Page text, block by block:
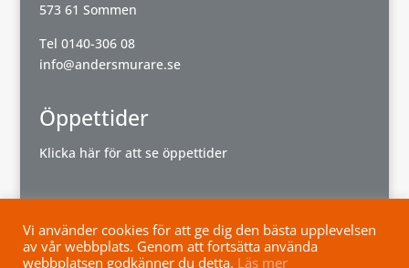
573 61 Sommen
Tel 0140-306 08
info@andersmurare.se
Öppettider
Klicka här för att se öppettider
Powered byWisest
Vi använder cookies för att ge dig den bästa upplevelsen
av vår webbplats. Genom att fortsätta använda
webbplatsen godkänner du detta. Läs mer